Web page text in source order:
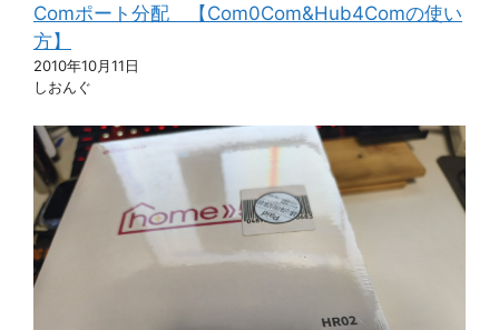
Comポート分配 【Com0Com&Hub4Comの使い
方】
2010年10月11日
しおんぐ